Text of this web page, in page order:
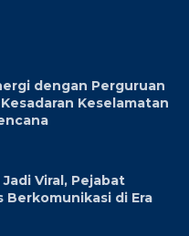
dengan Perguruan
Keselamatan
Viral, Pejabat
di Era